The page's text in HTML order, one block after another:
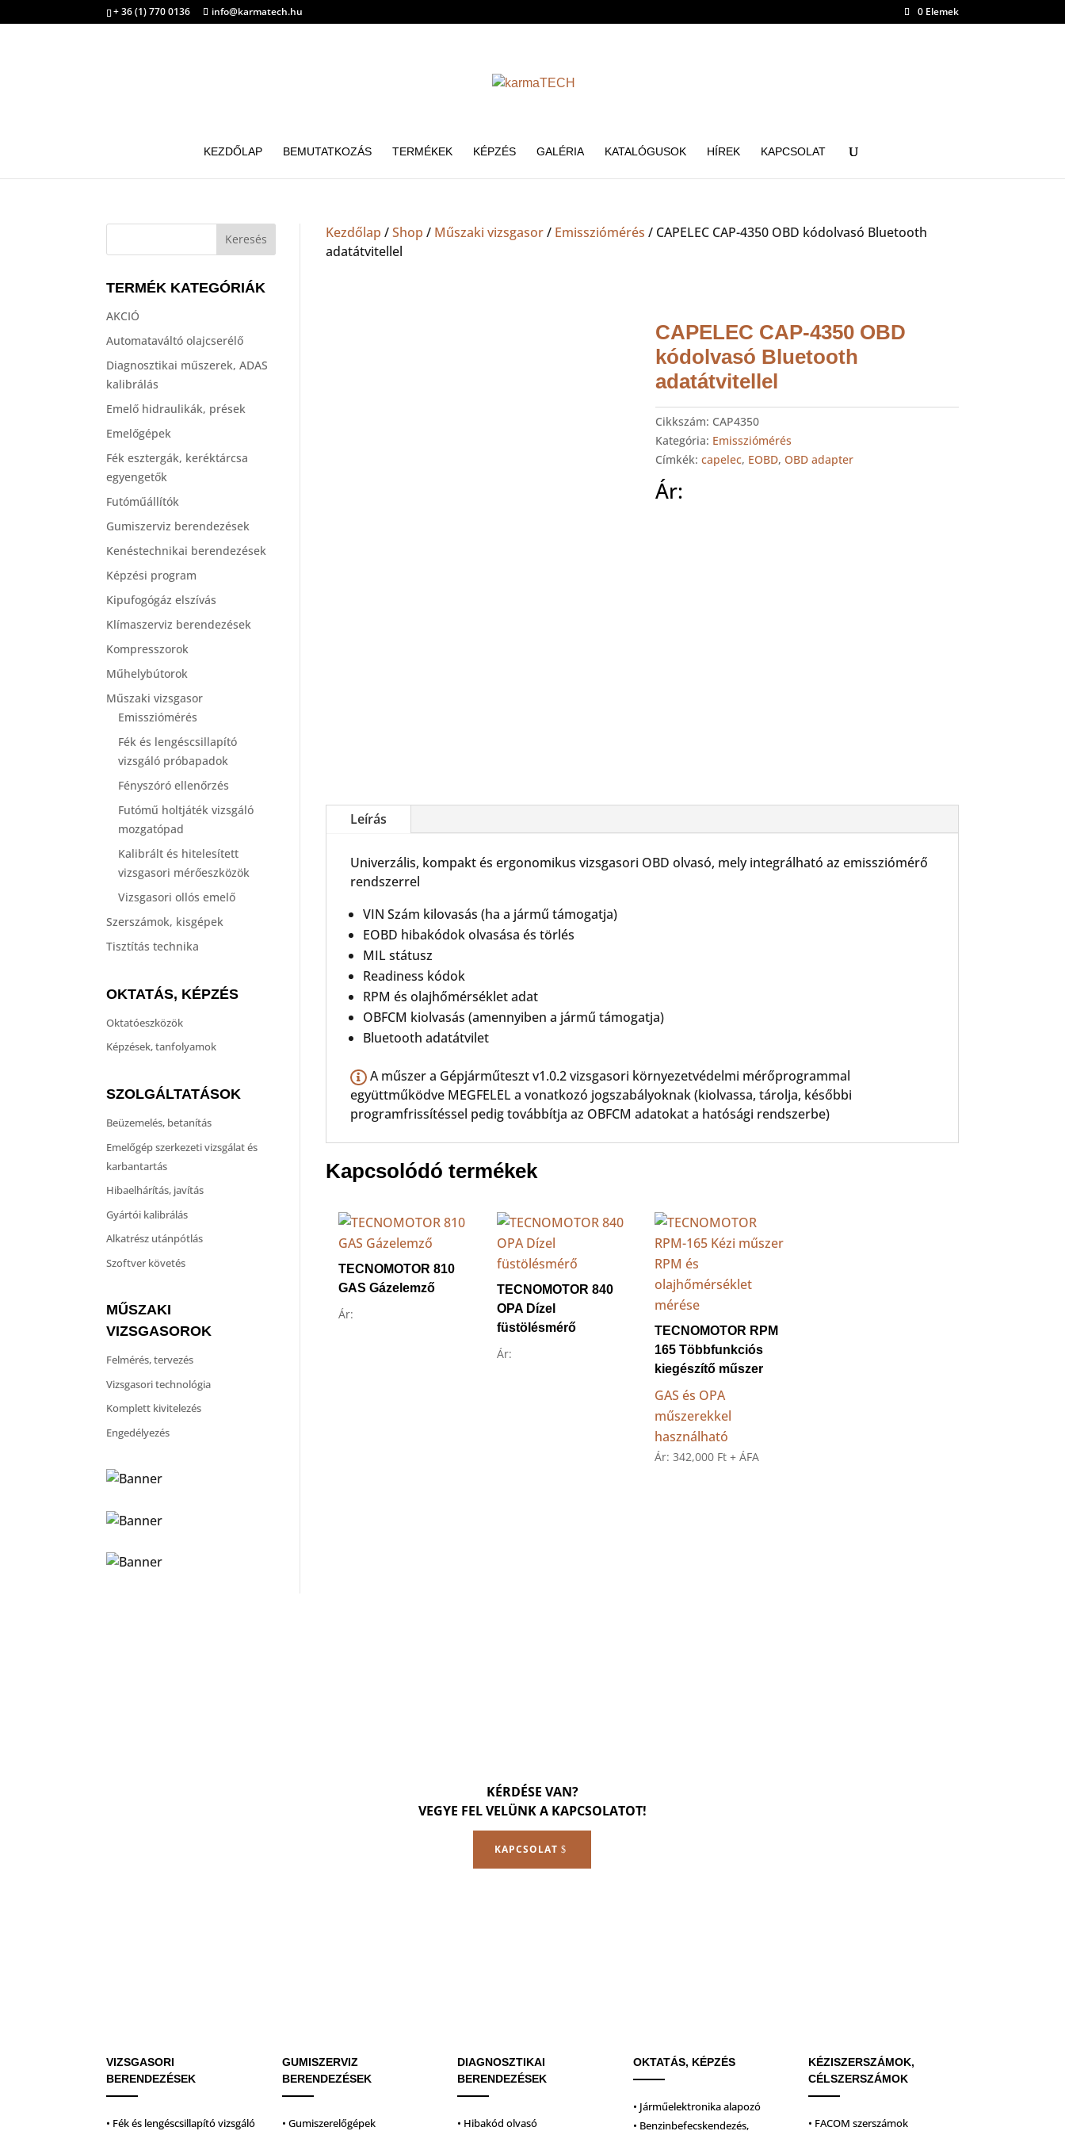
+ 36 (1) 770 0136 info@karmatech.hu 0 Elemek
KEZDŐLAP BEMUTATKOZÁS TERMÉKEK KÉPZÉS GALÉRIA KATALÓGUSOK HÍREK KAPCSOLAT
TERMÉK KATEGÓRIÁK
AKCIÓ
Automataváltó olajcserélő
Diagnosztikai műszerek, ADAS
kalibrálás
Emelő hidraulikák, prések
Emelőgépek
Fék esztergák, keréktárcsa
egyengetők
Futóműállítók
Gumiszerviz berendezések
Kenéstechnikai berendezések
Képzési program
Kipufogógáz elszívás
Klímaszerviz berendezések
Kompresszorok
Műhelybútorok
Műszaki vizsgasor
Emissziómérés
Fék és lengéscsillapító
vizsgáló próbapadok
Fényszóró ellenőrzés
Futómű holtjáték vizsgáló
mozgatópad
Kalibrált és hitelesített
vizsgasori mérőeszközök
Vizsgasori ollós emelő
Szerszámok, kisgépek
Tisztítás technika
OKTATÁS, KÉPZÉS
Oktatóeszközök
Képzések, tanfolyamok
SZOLGÁLTATÁSOK
Beüzemelés, betanítás
Emelőgép szerkezeti vizsgálat és
karbantartás
Hibaelhárítás, javítás
Gyártói kalibrálás
Alkatrész utánpótlás
Szoftver követés
MŰSZAKI
VIZSGASOROK
Felmérés, tervezés
Vizsgasori technológia
Komplett kivitelezés
Engedélyezés
Kezdőlap /Shop / Műszaki vizsgasor/ Emissziómérés / CAPELEC CAP-4350 OBD kódolvasó Bluetooth
adatátvitellel
CAPELEC CAP-4350 OBD
kódolvasó Bluetooth
adatátvitellel
Cikkszám: CAP4350
Kategória: Emissziómérés
Címkék: capelec, EOBD, OBD adapter
Ár:
Leírás
Univerzális, kompakt és ergonomikus vizsgasori OBD olvasó, mely integrálható az emissziómérő
rendszerrel
VIN Szám kilovasás (ha a jármű támogatja)
EOBD hibakódok olvasása és törlés
MIL státusz
Readiness kódok
RPM és olajhőmérséklet adat
OBFCM kiolvasás (amennyiben a jármű támogatja)
Bluetooth adatátvilet
A műszer a Gépjárműteszt v1.0.2 vizsgasori környezetvédelmi mérőprogrammal
együttműködve MEGFELEL a vonatkozó jogszabályoknak (kiolvassa, tárolja, későbbi
programfrissítéssel pedig továbbítja az OBFCM adatokat a hatósági rendszerbe)
Kapcsolódó termékek
TECNOMOTOR 810
GAS Gázelemző
Ár:
TECNOMOTOR 840
OPA Dízel
füstölésmérő
Ár:
TECNOMOTOR RPM
165 Többfunkciós
kiegészítő műszer
GAS és OPA
műszerekkel
használható
Ár:342,000 Ft + ÁFA
KÉRDÉSE VAN?
VEGYE FEL VELÜNK A KAPCSOLATOT!
KAPCSOLAT
VIZSGASORI
BERENDEZÉSEK
• Fék és lengéscsillapító vizsgáló
GUMISZERVIZ
BERENDEZÉSEK
• Gumiszerelőgépek
DIAGNOSZTIKAI
BERENDEZÉSEK
• Hibakód olvasó
OKTATÁS, KÉPZÉS
• Járműelektronika alapozó
• Benzinbefecskendezés,
KÉZISZERSZÁMOK,
CÉLSZERSZÁMOK
• FACOM szerszámok